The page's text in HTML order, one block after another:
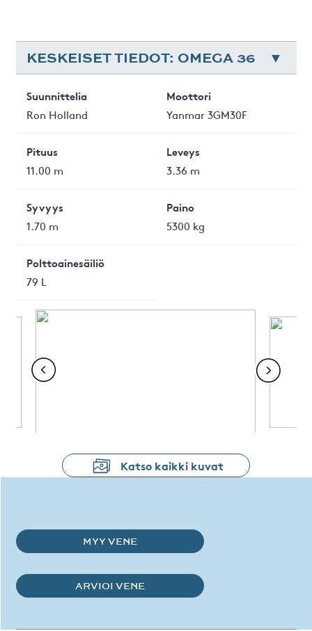
KESKEISET TIEDOT: OMEGA 36
Suunnittelia
Ron Holland
Moottori
Yanmar 3GM30F
Pituus
11.00 m
Leveys
3.36 m
Syvyys
1.70 m
Paino
5300 kg
Polttoainesäiliö
79 L
Katso kaikki kuvat
MYY VENE
ARVIOI VENE